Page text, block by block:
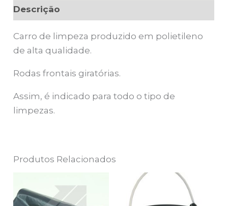
Descrição
Carro de limpeza produzido em polietileno
de alta qualidade.
Rodas frontais giratórias.
Assim, é indicado para todo o tipo de
limpezas.
Produtos Relacionados